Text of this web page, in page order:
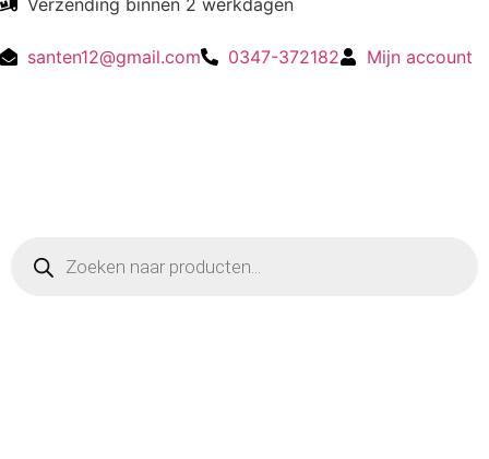
Verzending binnen 2 werkdagen
santen12@gmail.com 0347-372182 Mijn account